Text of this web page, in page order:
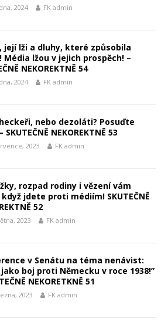
2024 FK admin
její lži a dluhy, které způsobila
Média lžou v jejich prospěch! –
NEKOREKTNĚ 54
2024 FK admin
nebo dezoláti? Posuďte
SKUTEČNĚ NEKOREKTNĚ 53
2023 FK admin
rozpad rodiny i vězení vám
jdete proti médiím! SKUTEČNĚ
52
2023 FK admin
v Senátu na téma nenávist:
boj proti Německu v roce 1938!”
NEKORETKNĚ 51
2023 FK admin